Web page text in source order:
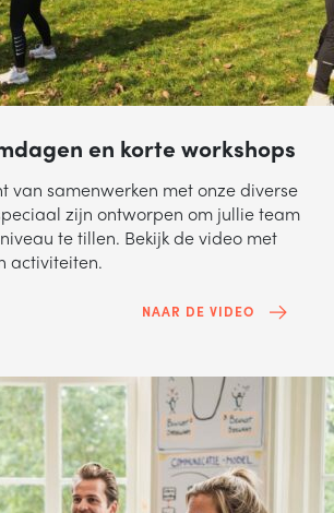
en korte workshops
van samenwerken met onze diverse
zijn ontworpen om jullie team
te tillen. Bekijk de video met
activiteiten.
NAAR DE VIDEO